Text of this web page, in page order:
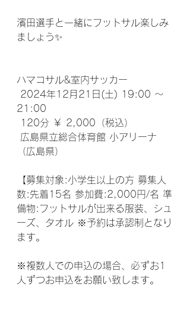
濱田選手と一緒にフットサル楽しみ
ましょう✨⁣
ハマコサル&室内サッカー⁣
2024年12月21日(土) 19:00 ～
21:00⁣
120分 ￥ 2,000（税込） ⁣
広島県立総合体育館 小アリーナ
（広島県） ⁣⁣
【募集対象:小学生以上の方 募集人
数:先着15名 参加費:2,000円/名 準
備物:フットサルが出来る服装、シュ
ーズ、タオル ※予約は承認制となり
ます。 ⁣⁣
※複数人での申込の場合、⁣必ずお1
人ずつお申込をお願い致します。⁣